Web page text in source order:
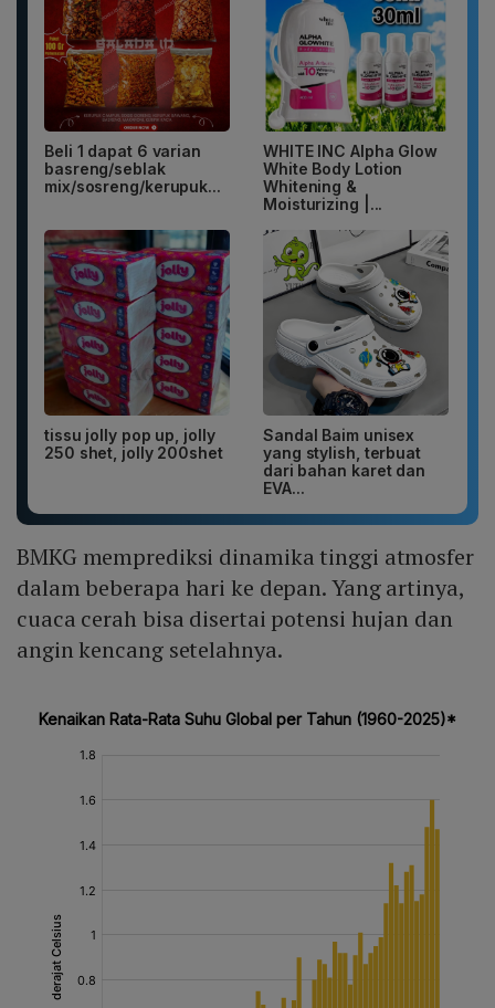
Beli 1 dapat 6 varian
basreng/seblak
mix/sosreng/kerupuk...
WHITE INC Alpha Glow
White Body Lotion
Whitening &
Moisturizing |...
tissu jolly pop up, jolly
250 shet, jolly 200shet
Sandal Baim unisex
yang stylish, terbuat
dari bahan karet dan
EVA...
BMKG memprediksi dinamika tinggi atmosfer
dalam beberapa hari ke depan. Yang artinya,
cuaca cerah bisa disertai potensi hujan dan
angin kencang setelahnya.